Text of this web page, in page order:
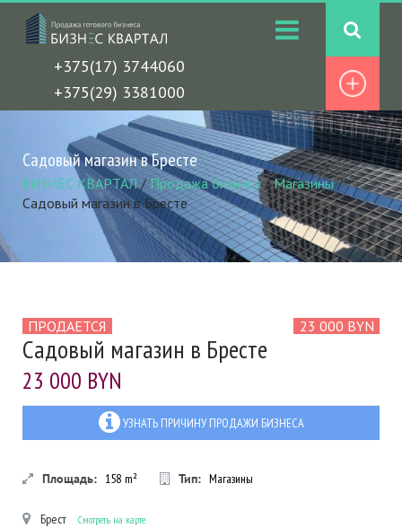
+375(17) 3744060
+375(29) 3381000
Садовый магазин в Бресте
БИЗНЕС КВАРТАЛ/Продажа бизнеса/Магазины/
Садовый магазин в Бресте
ПРОДАЕТСЯ 23 000 BYN
Садовый магазин в Бресте
23 000 BYN
УЗНАТЬ ПРИЧИНУ ПРОДАЖИ БИЗНЕСА
Площадь: 158 m² Тип: Магазины
Брест Смотреть на карте